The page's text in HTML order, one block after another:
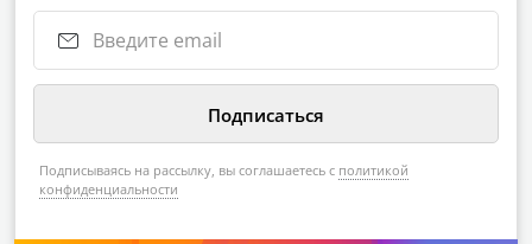
Подписываясь на рассылку, вы соглашаетесь с политикой
конфиденциальности